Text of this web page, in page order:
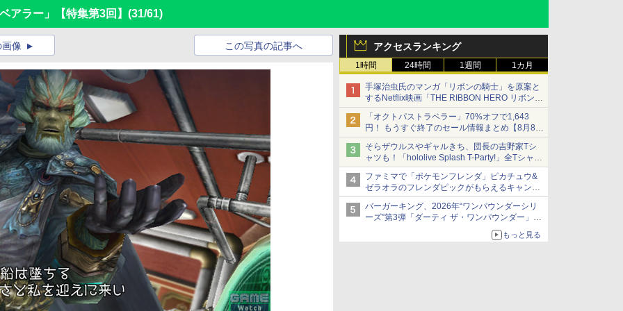
アラー」【特集第3回】 (31/61)
アクセスランキング
1時間 24時間 1週間 1カ月
手塚治虫氏のマンガ「リボンの騎士」を原案と
するNetflix映画「THE RIBBON HERO リボンヒ
ーロー」本日配信開始
「オクトパストラベラー」70%オフで1,643
円！ もうすぐ終了のセール情報まとめ【8月8日
更新】
ニンテンドーeショップでは「大神 絶景版」が
67%オフで990円
そらザウルスやギャルきち、団長の吉野家Tシ
ャツも！「hololive Splash T-Party!」全Tシャツ
ラインナップ公開＆オンライン販売開始
ファミマで「ポケモンフレンダ」ピカチュウ&
ゼラオラのフレンダピックがもらえるキャンペ
ーン開催！
バーガーキング、2026年“ワンパウンダーシリ
ーズ”第3弾「ダーティ ザ・ワンパウンダー」を
「特製ガーリックマヨソース」を使用した超大
もっと見る
この写真の記事へ
像